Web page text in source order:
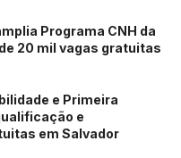
Programa CNH da
20 mil vagas gratuitas
e Primeira
e
em Salvador